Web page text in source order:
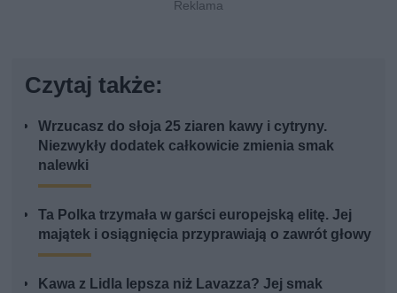
Czytaj także:
Wrzucasz do słoja 25 ziaren kawy i cytryny.
Niezwykły dodatek całkowicie zmienia smak
nalewki
Ta Polka trzymała w garści europejską elitę. Jej
majątek i osiągnięcia przyprawiają o zawrót głowy
Kawa z Lidla lepsza niż Lavazza? Jej smak